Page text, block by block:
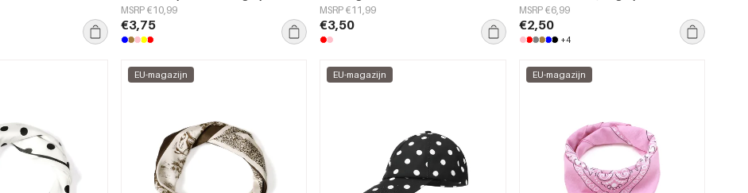
gebruik.
MSRP €10,99
€3,75
dagelijks gebruik.
MSRP €11,99
€3,50
accessoires
MSRP €6,99
€2,50
+4
EU-magazijn EU-magazijn EU-magazijn